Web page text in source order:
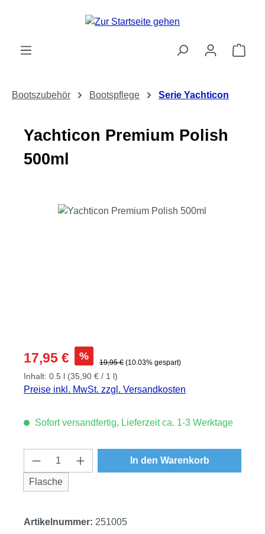
Zum Hauptinhalt springen
Bootszubehör Bootspflege Serie Yachticon
Yachticon Premium Polish
500ml
Bildergalerie überspringen
Verkaufspreis:
17,95 € % Regulärer Preis:
19,95 € (10.03% gespart)
Inhalt: 0.5 l (35,90 € / 1 l)
Preise inkl. MwSt. zzgl. Versandkosten
Sofort versandfertig, Lieferzeit ca. 1-3 Werktage
Produkt Anzahl: Gib den gewünschten
Flasche
In den Warenkorb
Artikelnummer: 251005